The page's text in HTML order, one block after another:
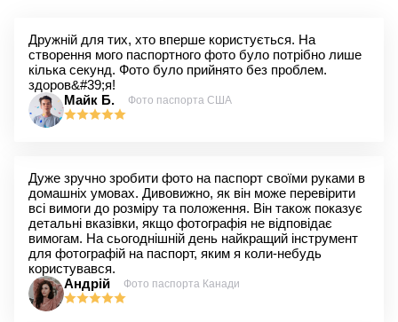
Дружній для тих, хто вперше користується. На
створення мого паспортного фото було потрібно лише
кілька секунд. Фото було прийнято без проблем.
здоров&#39;я!
Майк Б.
Фото паспорта США
Дуже зручно зробити фото на паспорт своїми руками в
домашніх умовах. Дивовижно, як він може перевірити
всі вимоги до розміру та положення. Він також показує
детальні вказівки, якщо фотографія не відповідає
вимогам. На сьогоднішній день найкращий інструмент
для фотографій на паспорт, яким я коли-небудь
користувався.
Андрій
Фото паспорта Канади